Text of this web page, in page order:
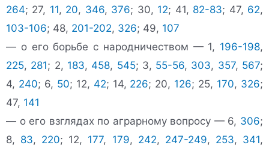
264; 27, 11, 20, 346, 376; 30, 12; 41, 82-83; 47, 62,
103-106; 48, 201-202, 326; 49, 107
— о его борьбе с народничеством — 1, 196-198,
225, 281; 2, 183, 458, 545; 3, 55-56, 303, 357, 567;
4, 240; 6, 50; 12, 42; 14, 226; 20, 126; 25, 170, 326;
47, 141
— о его взглядах по аграрному вопросу — 6, 306;
8, 83, 220; 12, 177, 179, 242, 247-249, 253, 341,